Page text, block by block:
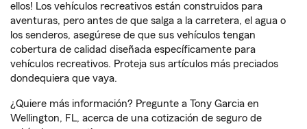
ellos! Los vehículos recreativos están construidos para
aventuras, pero antes de que salga a la carretera, el agua o
los senderos, asegúrese de que sus vehículos tengan
cobertura de calidad diseñada específicamente para
vehículos recreativos. Proteja sus artículos más preciados
dondequiera que vaya.
¿Quiere más información? Pregunte a Tony Garcia en
Wellington, FL, acerca de una cotización de seguro de